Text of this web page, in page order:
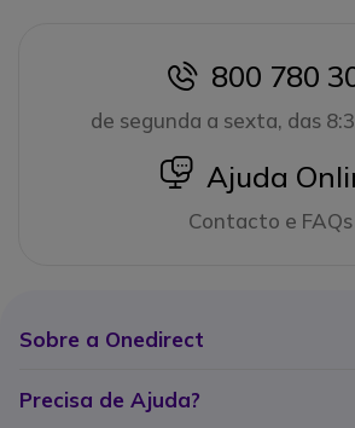
icon
800 780
de segunda a sexta, das
icon
Ajuda
Contacto e FAQs
Sobre a Onedirect
Precisa de Ajuda?